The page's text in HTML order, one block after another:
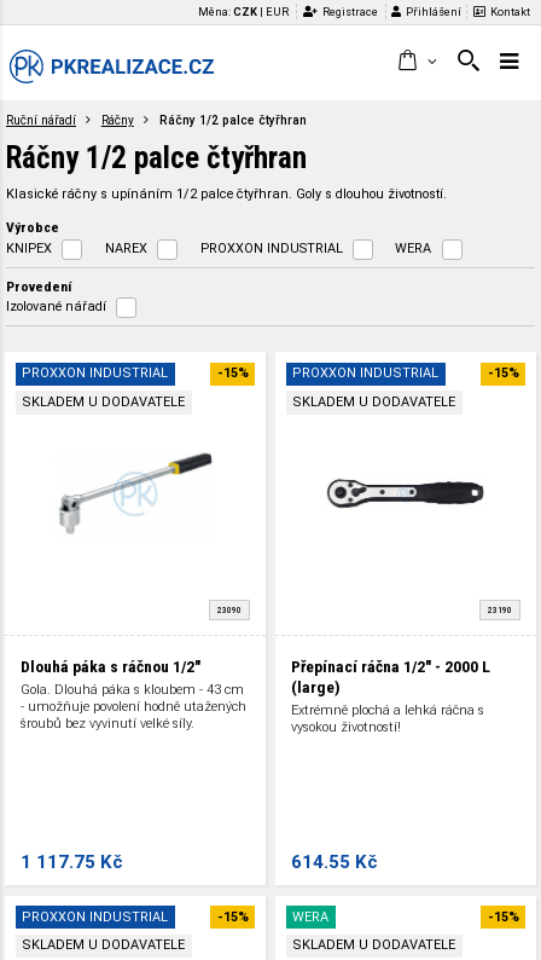
Měna:CZK EUR Registrace Přihlášení Kontakt
Ruční nářadí Ráčny Ráčny 1/2 palce čtyřhran
Ráčny 1/2 palce čtyřhran
Klasické ráčny s upínáním 1/2 palce čtyřhran. Goly s dlouhou životností.
Výrobce
KNIPEX NAREX PROXXON INDUSTRIAL WERA
Provedení
Izolované nářadí
PROXXON INDUSTRIAL
SKLADEM U DODAVATELE
-15%
23090
Dlouhá páka s ráčnou 1/2"
Gola. Dlouhá páka s kloubem - 43 cm
- umožňuje povolení hodně utažených
šroubů bez vyvinutí velké síly.
1 117.75 Kč
PROXXON INDUSTRIAL
SKLADEM U DODAVATELE
-15%
23190
Přepínací ráčna 1/2" - 2000 L
(large)
Extrémně plochá a lehká ráčna s
vysokou životností!
614.55 Kč
PROXXON INDUSTRIAL
SKLADEM U DODAVATELE
-15%
WERA
SKLADEM U DODAVATELE
-15%